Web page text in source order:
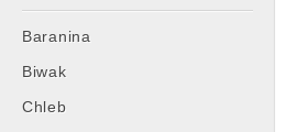
Main
menu
Skip
content
Baranina
Biwak
Chleb